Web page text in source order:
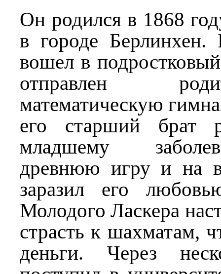
Он родился в 1868
в городе Берлинхен.
вошел в
отправлен
математическую
его старший брат
младшему
древнюю игру и на
заразил его
Молодого Ласкера
страсть к шахматам,
деньги. Через